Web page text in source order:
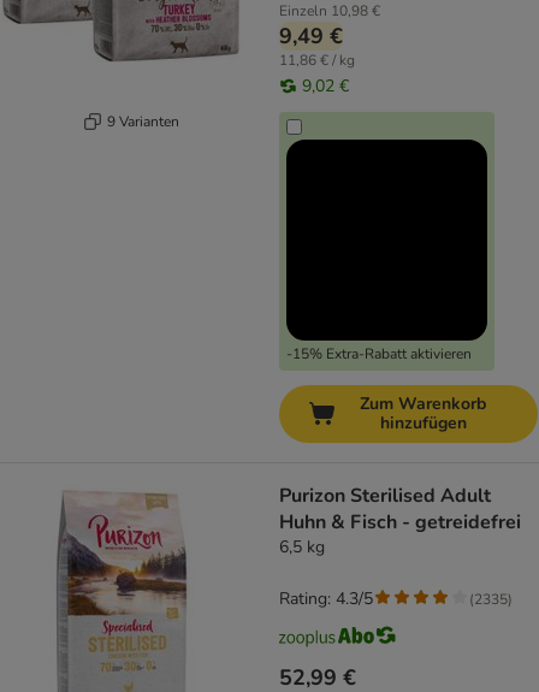
9 Varianten
Einzeln 10,98 €
9,49 €
11,86 € / kg
9,02 €
-15% Extra-Rabatt aktivieren
Zum Warenkorb
hinzufügen
Purizon Sterilised Adult
Huhn & Fisch - getreidefrei
6,5 kg
52,99 €
Rating: 4.3/5 (2335)